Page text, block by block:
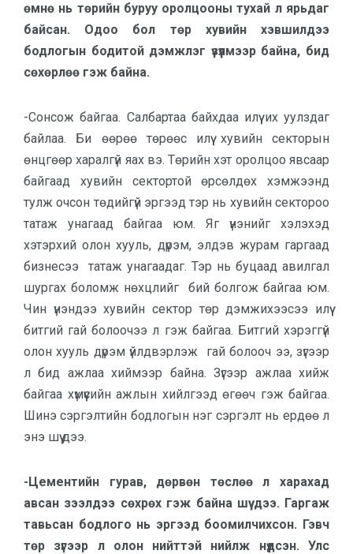
өмнө нь төрийн буруу оролцооны тухай л ярьдаг
байсан. Одоо бол төр хувийн хэвшилдээ
бодлогын бодитой дэмжлэг үзүүлмээр байна, бид
сөхөрлөө гэж байна.
-Сонсож байгаа. Салбартаа байхдаа илүү их уулздаг
байлаа. Би өөрөө төрөөс илүү хувийн секторын
өнцгөөр харалгүй яах вэ. Төрийн хэт оролцоо явсаар
байгаад хувийн сектортой өрсөлдөх хэмжээнд
тулж очсон төдийгүй эргээд тэр нь хувийн сектороо
татаж унагаад байгаа юм. Яг үнэнийг хэлэхэд
хэтэрхий олон хууль, дүрэм, элдэв журам гаргаад
бизнесээ татаж унагаадаг. Тэр нь буцаад авилгал
шургах боломж нөхцлийг бий болгож байгаа юм.
Чин үнэндээ хувийн сектор төр дэмжихээсээ илүү
битгий гай болоочээ л гэж байгаа. Битгий хэрэггүй
олон хууль дүрэм үйлдвэрлэж гай болооч ээ, зүгээр
л бид ажлаа хиймээр байна. Зүгээр ажлаа хийж
байгаа хүмүүсийн ажлын хийлгээд өгөөч гэж байгаа.
Шинэ сэргэлтийн бодлогын нэг сэргэлт нь ердөө л
энэ шүү дээ.
-Цементийн гурав, дөрвөн төслөө л харахад
авсан зээлдээ сөхрөх гэж байна шүү дээ. Гаргаж
тавьсан бодлого нь эргээд боомилчихсон. Гэвч
төр зүгээр л олон нийттэй нийлж нүдсэн. Улс